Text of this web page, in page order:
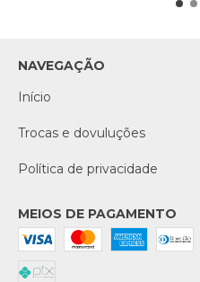
NAVEGAÇÃO
Início
Trocas e dovuluções
Política de privacidade
MEIOS DE PAGAMENTO